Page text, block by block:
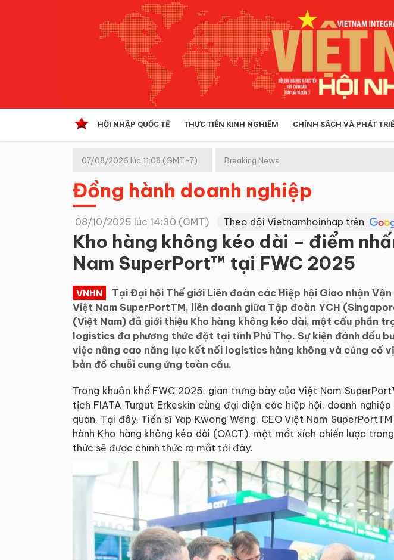
HỘI NHẬP QUỐC TẾ THỰC TIỄN KINH NGHIỆM CHÍNH SÁCH VÀ PHÁT
Kinh tế hội nhập
Doanh nghiệp
07/08/2026 lúc 11:08 (GMT+7) Breaking News
Đồng hành doanh nghiệp
08/10/2025 lúc 14:30 (GMT) Theo dõi Vietnamhoinhap trên
Kho hàng không kéo dài – điểm
Nam SuperPort™ tại FWC 2025
VNHN
Tại Đại hội Thế giới Liên đoàn các Hiệp hội Giao nhận
Việt Nam SuperPortTM, liên doanh giữa Tập đoàn YCH
(Việt Nam) đã giới thiệu Kho hàng không kéo dài, một cấu phần
logistics đa phương thức đặt tại tỉnh Phú Thọ. Sự kiện đánh dấu
việc nâng cao năng lực kết nối logistics hàng không và củng cố
bản đồ chuỗi cung ứng toàn cầu.
Trong khuôn khổ FWC 2025, gian trưng bày của Việt Nam
tịch FIATA Turgut Erkeskin cùng đại diện các hiệp hội, doanh
quan. Tại đây, Tiến sĩ Yap Kwong Weng, CEO Việt Nam
hành Kho hàng không kéo dài (OACT), một mắt xích chiến lược
thức sẽ được chính thức ra mắt tới đây.